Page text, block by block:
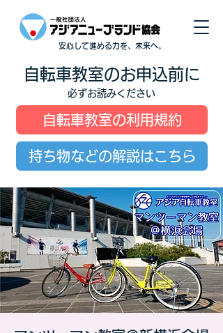
安心して進める力を、未来へ。
自転車教室のお申込前に
必ずお読みください
自転車教室の利用規約
持ち物などの解説はこちら